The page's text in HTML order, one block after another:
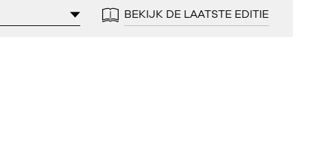
BEKIJK DE LAATSTE EDITIE